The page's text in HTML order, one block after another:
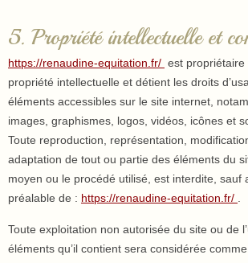
5. Propriété intellectuelle et
https://renaudine-equitation.fr/ est propriétaire
propriété intellectuelle et détient les droits
éléments accessibles sur le site internet,
images, graphismes, logos, vidéos, icônes et
Toute reproduction, représentation,
adaptation de tout ou partie des éléments du
moyen ou le procédé utilisé, est interdite, sauf
préalable de : https://renaudine-equitation.fr/ .
Toute exploitation non autorisée du site ou de
éléments qu’il contient sera considérée